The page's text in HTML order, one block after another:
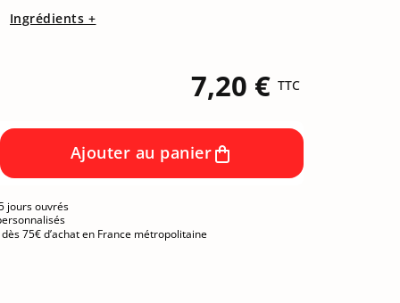
Ingrédients +
7,20 € TTC
Ajouter au panier
jours ouvrés
75€ d’achat en France métropolitaine